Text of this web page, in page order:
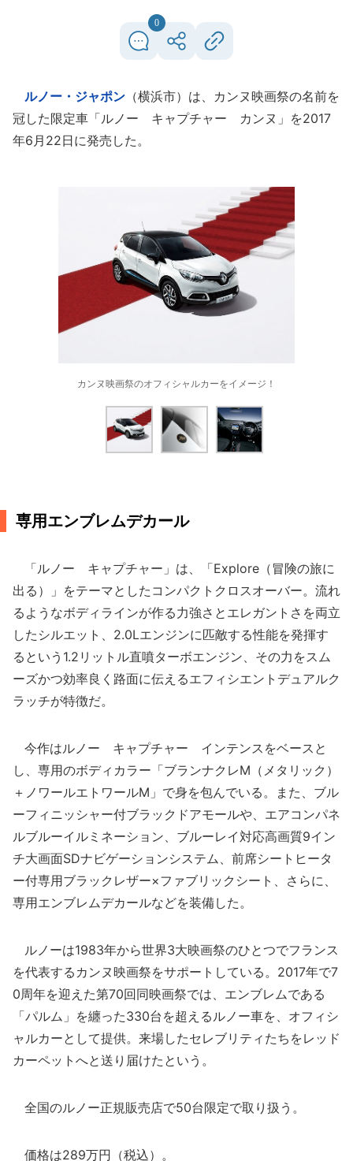
0
ルノー・ジャポン （横浜市）は、カンヌ映画祭の名前を
冠した限定車「ルノー キャプチャー カンヌ」を2017
年6月22日に発売した。
カンヌ映画祭のオフィシャルカーをイメージ！
専用エンブレムデカール
「ルノー キャプチャー」は、「Explore（冒険の旅に
出る）」をテーマとしたコンパクトクロスオーバー。流れ
るようなボディラインが作る力強さとエレガントさを両立
したシルエット、2.0Lエンジンに匹敵する性能を発揮す
るという1.2リットル直噴ターボエンジン、その力をスム
ーズかつ効率良く路面に伝えるエフィシエントデュアルク
ラッチが特徴だ。
今作はルノー キャプチャー インテンスをベースと
し、専用のボディカラー「ブランナクレM（メタリック）
＋ノワールエトワールM」で身を包んでいる。また、ブル
ーフィニッシャー付ブラックドアモールや、エアコンパネ
ルブルーイルミネーション、ブルーレイ対応高画質9イン
チ大画面SDナビゲーションシステム、前席シートヒータ
ー付専用ブラックレザー×ファブリックシート、さらに、
専用エンブレムデカールなどを装備した。
ルノーは1983年から世界3大映画祭のひとつでフランス
を代表するカンヌ映画祭をサポートしている。2017年で7
0周年を迎えた第70回同映画祭では、エンブレムである
「パルム」を纏った330台を超えるルノー車を、オフィシ
ャルカーとして提供。来場したセレブリティたちをレッド
カーペットへと送り届けたという。
全国のルノー正規販売店で50台限定で取り扱う。
価格は289万円（税込）。